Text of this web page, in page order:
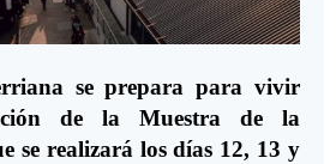
se prepara para vivir
de la Muestra de la
se realizará los días 12, 13 y